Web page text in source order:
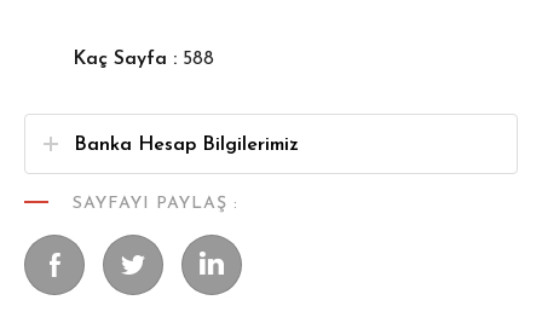
Kaç Sayfa : 588
Banka Hesap Bilgilerimiz
SAYFAYI PAYLAŞ :